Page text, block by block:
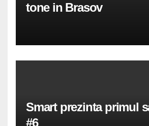
tone in Brasov
Smart prezinta primul
#6